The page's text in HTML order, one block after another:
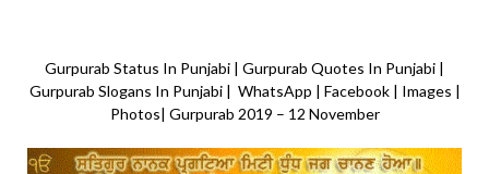
Gurpurab Status In Punjabi | Gurpurab Quotes In Punjabi |
Gurpurab Slogans In Punjabi | WhatsApp | Facebook | Images |
Photos| Gurpurab 2019 – 12 November